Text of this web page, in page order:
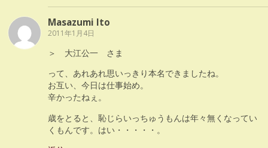
Masazumi Ito
2011年1月4日
＞ 大江公一 さま
って、あれあれ思いっきり本名できましたね。
お互い、今日は仕事始め。
辛かったねぇ。
歳をとると、恥じらいっちゅうもんは年々無くなってい
くもんです。はい・・・・・。